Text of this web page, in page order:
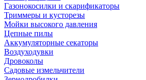
Газонокосилки и скарификаторы
Триммеры и кусторезы
Мойки высокого давления
Цепные пилы
Аккумуляторные секаторы
Воздуходувки
Дровоколы
Садовые измельчители